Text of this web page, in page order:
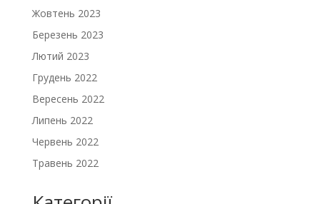
Жовтень 2023
Березень 2023
Лютий 2023
Грудень 2022
Вересень 2022
Липень 2022
Червень 2022
Травень 2022